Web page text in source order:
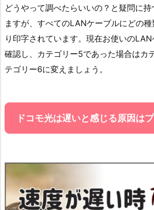
どうやって調べたらいいの？と疑問に
ますが、すべてのLANケーブルにどの
り印字されています。現在お使いの
確認し、カテゴリー5であった場合はカ
テゴリー6に変えましょう。
ドコモ光は遅いと感じる原因は